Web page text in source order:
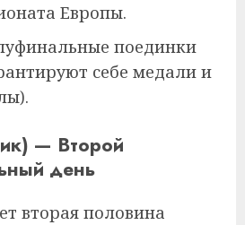
Европы.
поединки
себе медали и
— Второй
день
вторая половина